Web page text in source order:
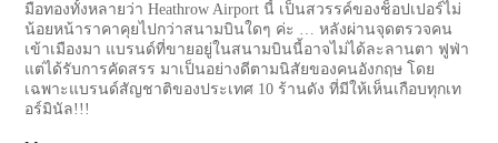
มือทองทั้งหลายว่า Heathrow Airport นี้ เป็นสวรรค์ของช็อปเปอร์ไม่
น้อยหน้าราคาคุยไปกว่าสนามบินใดๆ ค่ะ … หลังผ่านจุดตรวจคน
เข้าเมืองมา แบรนด์ที่ขายอยู่ในสนามบินนี้อาจไม่ได้ละลานตา ฟูฟ่า
แต่ได้รับการคัดสรร มาเป็นอย่างดีตามนิสัยของคนอังกฤษ โดย
เฉพาะแบรนด์สัญชาติของประเทศ 10 ร้านดัง ที่มีให้เห็นเกือบทุกเท
อร์มินัล!!!